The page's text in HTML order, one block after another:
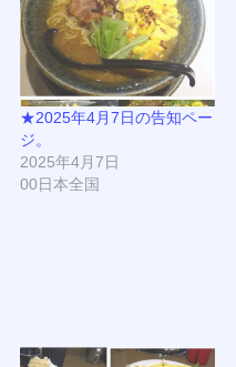
★2025年4月7日の告知ペー
ジ。
2025年4月7日
00日本全国